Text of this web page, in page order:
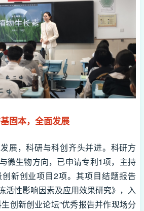
固本，全面发展
展，科研与科创齐头并进。科研方
微生物方向，已申请专利1项，主持
新创业项目2项。其项目结题报告
活性影响因素及应用效果研究》，入
创新创业论坛”优秀报告并作现场分